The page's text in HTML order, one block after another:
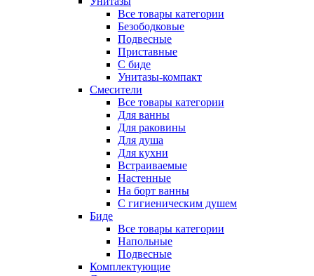
Все товары категории
Безободковые
Подвесные
Приставные
С биде
Унитазы-компакт
Смесители
Все товары категории
Для ванны
Для раковины
Для душа
Для кухни
Встраиваемые
Настенные
На борт ванны
С гигиеническим душем
Биде
Все товары категории
Напольные
Подвесные
Комплектующие